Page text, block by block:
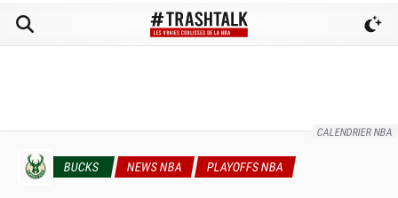
CALENDRIER NBA
BUCKS NEWS NBA PLAYOFFS NBA